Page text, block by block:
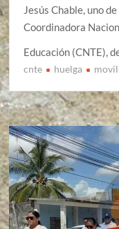
Jesús Chable, uno
Coordinadora
Educación (CNTE),
cnte huelga